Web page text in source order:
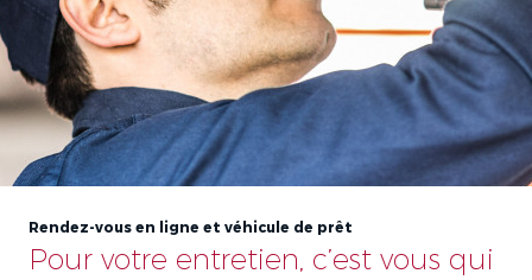
Rendez-vous en ligne et véhicule de prêt
Pour votre entretien, c’est vous qui